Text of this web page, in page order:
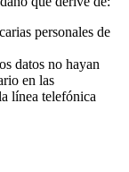
personales de
datos no hayan
en las
línea telefónica